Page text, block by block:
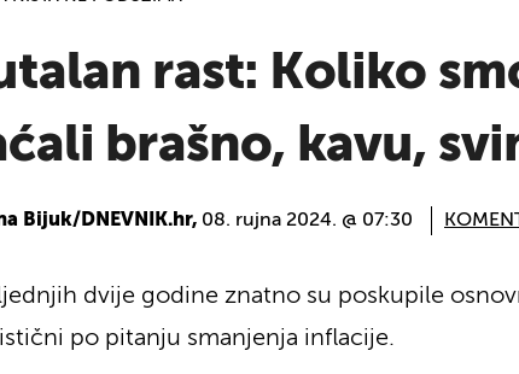
rast: Koliko
brašno, kavu,
Bijuk/DNEVNIK.hr, 08. rujna 2024. @ 07:30
dvije godine znatno su poskupile
po pitanju smanjenja inflacije.